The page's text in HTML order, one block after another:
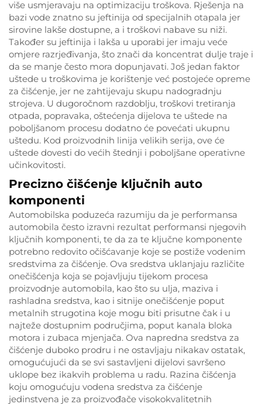
više usmjeravaju na optimizaciju troškova. Rješenja na
bazi vode znatno su jeftinija od specijalnih otapala jer
sirovine lakše dostupne, a i troškovi nabave su niži.
Također su jeftinija i lakša u uporabi jer imaju veće
omjere razrjeđivanja, što znači da koncentrat dulje traje i
da se manje često mora dopunjavati. Još jedan faktor
uštede u troškovima je korištenje već postojeće opreme
za čišćenje, jer ne zahtijevaju skupu nadogradnju
strojeva. U dugoročnom razdoblju, troškovi tretiranja
otpada, popravaka, oštećenja dijelova te uštede na
poboljšanom procesu dodatno će povećati ukupnu
uštedu. Kod proizvodnih linija velikih serija, ove će
uštede dovesti do većih štednji i poboljšane operativne
učinkovitosti.
Precizno čišćenje ključnih auto
komponenti
Automobilska poduzeća razumiju da je performansa
automobila često izravni rezultat performansi njegovih
ključnih komponenti, te da za te ključne komponente
potrebno redovito očišćavanje koje se postiže vodenim
sredstvima za čišćenje. Ova sredstva uklanjaju različite
onečišćenja koja se pojavljuju tijekom procesa
proizvodnje automobila, kao što su ulja, maziva i
rashladna sredstva, kao i sitnije onečišćenje poput
metalnih strugotina koje mogu biti prisutne čak i u
najteže dostupnim područjima, poput kanala bloka
motora i zubaca mjenjača. Ova napredna sredstva za
čišćenje duboko prodru i ne ostavljaju nikakav ostatak,
omogućujući da se svi sastavljeni dijelovi savršeno
uklope bez ikakvih problema u radu. Razina čišćenja
koju omogućuju vodena sredstva za čišćenje
jedinstvena je za proizvođače visokokvalitetnih